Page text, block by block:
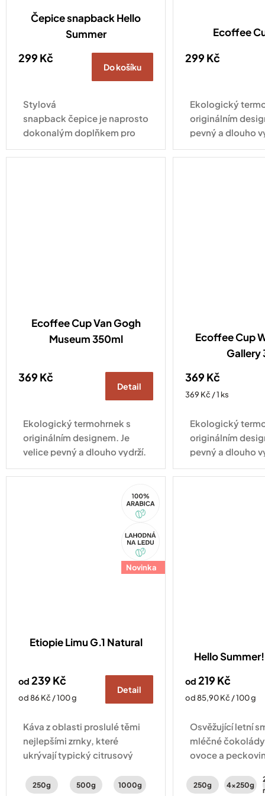
Čepice snapback Hello
Summer
299 Kč
Do košíku
Stylová
snapback čepice je naprosto
dokonalým doplňkem pro
každodenní nošení. Tahle
varianta ve vyletněném
Ecoffee
299 Kč
Ekologický
originálním
pevný a dlouho
pro každodenní
Ecoffee Cup Van Gogh
Museum 350ml
369 Kč
Detail
Ekologický termohrnek s
originálním designem. Je
velice pevný a dlouho vydrží.
Vhodný pro každodenní
využití.
Ecoffee Cup
Gallery
369 Kč
Měrná
369 Kč / 1 ks
Ekologický
originálním
pevný a dlouho
pro každodenní
Novinka
Arabica
Etiopie Limu G.1 Natural
od 239 Kč
Měrná
od 86 Kč / 100 g
Detail
Káva z oblasti proslulé těmi
nejlepšími zrnky, které
ukrývají typický citrusový
peckovin a karamelu.
250g 500g 1000g
Hello
od 219 Kč
Měrná
od 85,90 Kč / 100 g
Osvěžující letní
mléčné
ovoce a
250g 4x250g